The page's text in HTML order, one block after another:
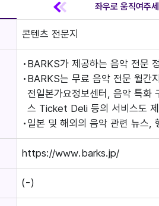
콘텐츠 전문지
BARKS가 제공하는 음악 전문
BARKS는 무료 음악 전문 월간
전일본가요정보센터, 음악 특
스 Ticket Deli 등의 서비스도
일본 및 해외의 음악 관련 뉴스,
https://www.barks.jp/
(-)